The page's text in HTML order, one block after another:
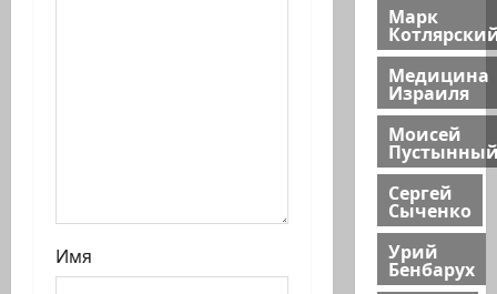
Имя
Марк
Медицина
Израиля
Моисей
Сергей
Сыченко
Урий
Бенбарух